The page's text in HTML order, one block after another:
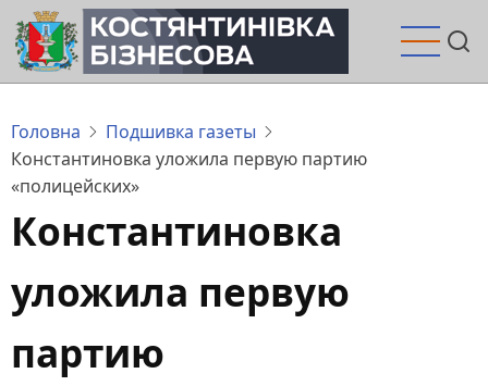
Перейти
до
основного
Головна
Подшивка газеты
Константиновка уложила первую партию
«полицейских»
Константиновка
уложила первую
партию